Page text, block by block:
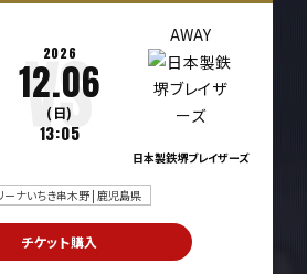
2026
12.06
(日)
13:05
AWAY
日本製鉄堺ブレイザーズ
ーナいちき串木野 | 鹿児島県
チケット購入